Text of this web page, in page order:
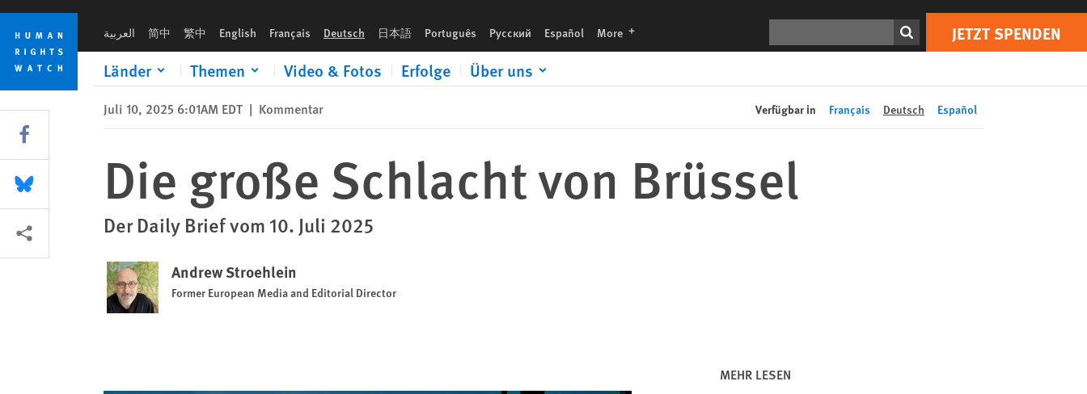
Skip
cookie
privacy
notice
Skip
main
content
العربية 简中 繁中 English Français Deutsch 日本語 Português Русский Español More languages JETZT SPENDEN
Länder Themen Video & Fotos Erfolge Über uns
Print JETZT SPENDEN
Juli 10, 2025 6:01AM EDT | Kommentar Verfügbar in Français Deutsch Español
Die große Schlacht von Brüssel
Der Daily Brief vom 10. Juli 2025
Andrew Stroehlein
Former European Media and Editorial Director
MEHR LESEN
Share this via Facebook
Share this via Bluesky
More sharing options